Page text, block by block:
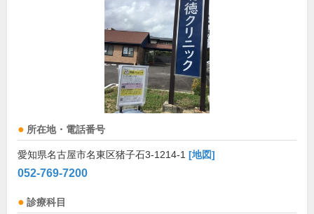
所在地・電話番号
愛知県名古屋市名東区猪子石3-1214-1 [地図]
052-769-7200
診療科目